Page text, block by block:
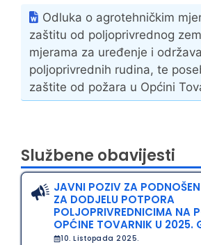
Odluka o agrotehničkim
zaštitu od poljoprivrednog
mjerama za uređenje i
poljoprivrednih rudina, te
zaštite od požara u Općini
Službene obavijesti
JAVNI POZIV ZA
ZA DODJELU POTPORA
POLJOPRIVREDNICIMA NA
OPĆINE TOVARNIK U 2025.
10. Listopada 2025.